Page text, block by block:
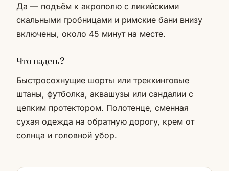
Да — подъём к акрополю с ликийскими
скальными гробницами и римские бани внизу
включены, около 45 минут на месте.
Что надеть?
Быстросохнущие шорты или треккинговые
штаны, футболка, аквашузы или сандалии с
цепким протектором. Полотенце, сменная
сухая одежда на обратную дорогу, крем от
солнца и головной убор.